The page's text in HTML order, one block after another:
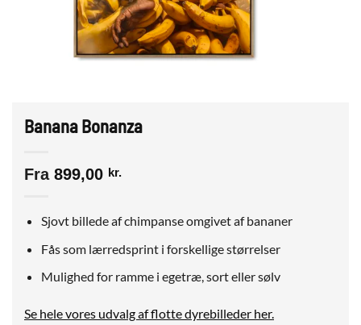
Banana Bonanza
Fra 899,00 kr.
Sjovt billede af chimpanse omgivet af bananer
Fås som lærredsprint i forskellige størrelser
Mulighed for ramme i egetræ, sort eller sølv
Se hele vores udvalg af flotte dyrebilleder her.